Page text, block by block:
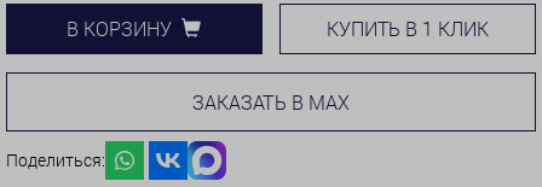
В КОРЗИНУ КУПИТЬ В 1 КЛИК
ЗАКАЗАТЬ В MAX
Поделиться: